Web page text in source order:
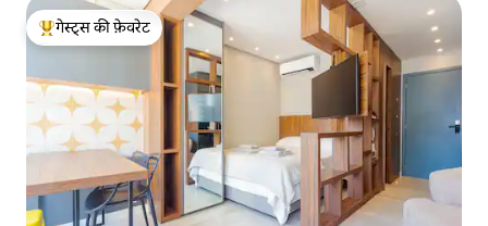
गेस्ट्स का टॉप फ़ेवरेट
गेस्ट्स की फ़ेवरेट